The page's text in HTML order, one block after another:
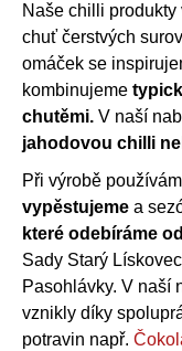
Naše chilli
chuť čerstvých
omáček se
kombinujeme
chutěmi. V naší
jahodovou chilli
Při výrobě
vypěstujeme a
které odebíráme
Sady Starý
Pasohlávky. V naší
vznikly díky
potravin např.